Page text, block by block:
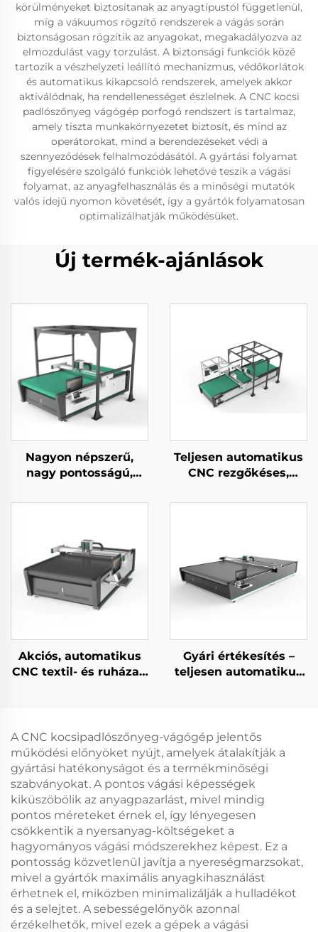
körülményeket biztosítanak az anyagtípustól függetlenül,
míg a vákuumos rögzítő rendszerek a vágás során
biztonságosan rögzítik az anyagokat, megakadályozva az
elmozdulást vagy torzulást. A biztonsági funkciók közé
tartozik a vészhelyzeti leállító mechanizmus, védőkorlátok
és automatikus kikapcsoló rendszerek, amelyek akkor
aktiválódnak, ha rendellenességet észlelnek. A CNC kocsi
padlószőnyeg vágógép porfogó rendszert is tartalmaz,
amely tiszta munkakörnyezetet biztosít, és mind az
operátorokat, mind a berendezéseket védi a
szennyeződések felhalmozódásától. A gyártási folyamat
figyelésére szolgáló funkciók lehetővé teszik a vágási
folyamat, az anyagfelhasználás és a minőségi mutatók
valós idejű nyomon követését, így a gyártók folyamatosan
optimalizálhatják működésüket.
Új termék-ajánlások
Nagyon népszerű,
nagy pontosságú,
CNC bőrvágó gép
Teljesen automatikus
CNC rezgőkéses,
Akciós, automatikus
CNC textil- és ruházati
Gyári értékesítés –
teljesen automatikus
gép
A CNC kocsipadlószőnyeg-vágógép jelentős
működési előnyöket nyújt, amelyek átalakítják a
gyártási hatékonyságot és a termékminőségi
szabványokat. A pontos vágási képességek
kiküszöbölik az anyagpazarlást, mivel mindig
pontos méreteket érnek el, így lényegesen
csökkentik a nyersanyag-költségeket a
hagyományos vágási módszerekhez képest. Ez a
pontosság közvetlenül javítja a nyereségmarzsokat,
mivel a gyártók maximális anyagkihasználást
érhetnek el, miközben minimalizálják a hulladékot
és a selejtet. A sebességelőnyök azonnal
érzékelhetők, mivel ezek a gépek a vágási